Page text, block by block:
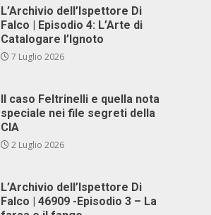
L’Archivio dell’Ispettore Di
Falco | Episodio 4: L’Arte di
Catalogare l’Ignoto
7 Luglio 2026
Il caso Feltrinelli e quella nota
speciale nei file segreti della
CIA
2 Luglio 2026
L’Archivio dell’Ispettore Di
Falco | 46909 -Episodio 3 – La